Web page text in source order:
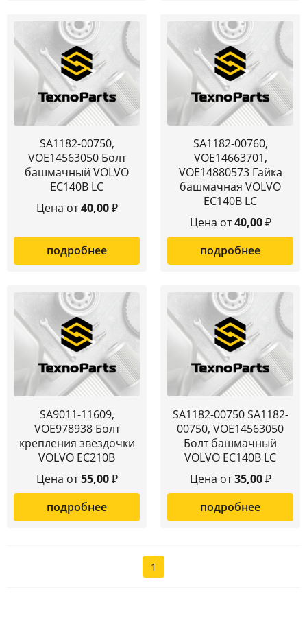
SA1182-00750,
VOE14563050 Болт
башмачный VOLVO
EC140B LC
Цена от40,00₽
подробнее
SA1182-00760,
VOE14663701,
VOE14880573 Гайка
башмачная VOLVO
EC140B LC
Цена от40,00₽
подробнее
SA9011-11609,
VOE978938 Болт
крепления звездочки
VOLVO EC210B
Цена от55,00₽
подробнее
SA1182-00750 SA1182-
00750, VOE14563050
Болт башмачный
VOLVO EC140B LC
Цена от35,00₽
подробнее
1